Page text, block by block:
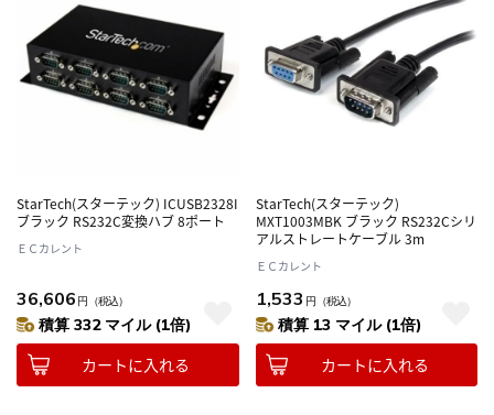
StarTech(スターテック) ICUSB2328I
ブラック RS232C変換ハブ 8ポート
ＥＣカレント
36,606 円 （税込）
積算 332 マイル (1倍)
カートに入れる
StarTech(スターテック)
MXT1003MBK ブラック RS232Cシリ
アルストレートケーブル 3m
ＥＣカレント
1,533 円 （税込）
積算 13 マイル (1倍)
カートに入れる